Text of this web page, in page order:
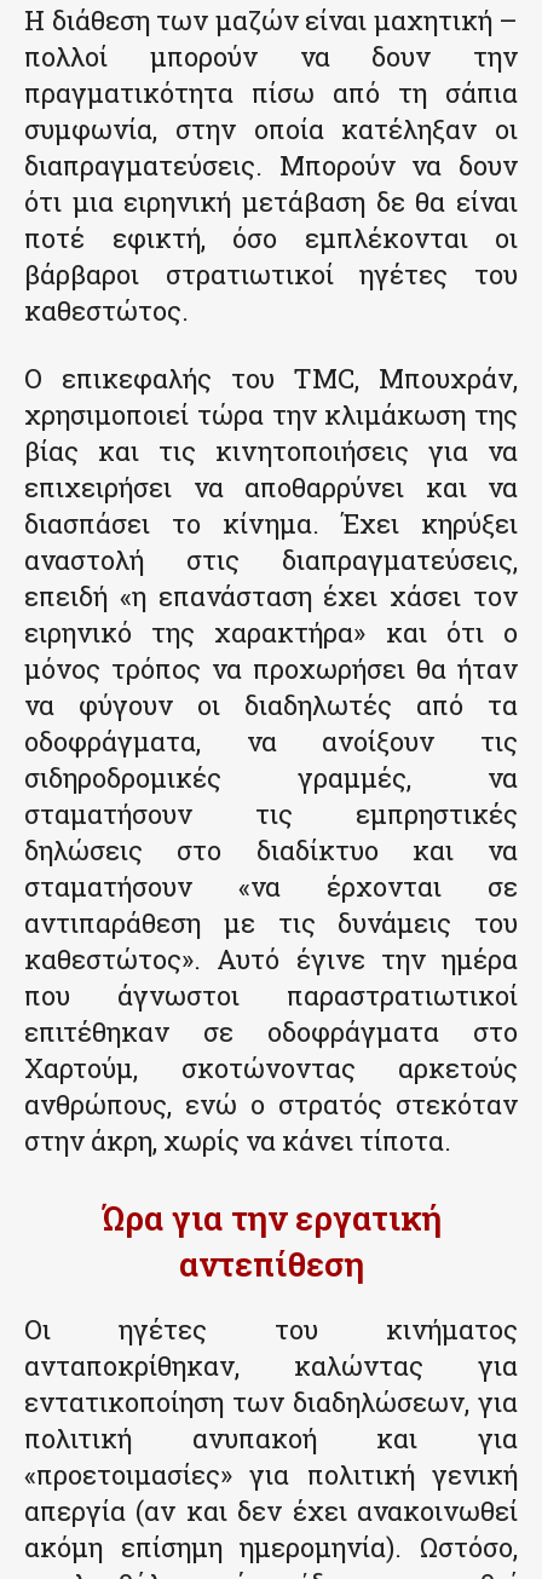
Η διάθεση των μαζών είναι μαχητική –
πολλοί μπορούν να δουν την
πραγματικότητα πίσω από τη σάπια
συμφωνία, στην οποία κατέληξαν οι
διαπραγματεύσεις. Μπορούν να δουν
ότι μια ειρηνική μετάβαση δε θα είναι
ποτέ εφικτή, όσο εμπλέκονται οι
βάρβαροι στρατιωτικοί ηγέτες του
καθεστώτος.
Ο επικεφαλής του ΤΜC, Μπουχράν,
χρησιμοποιεί τώρα την κλιμάκωση της
βίας και τις κινητοποιήσεις για να
επιχειρήσει να αποθαρρύνει και να
διασπάσει το κίνημα. Έχει κηρύξει
αναστολή στις διαπραγματεύσεις,
επειδή «η επανάσταση έχει χάσει τον
ειρηνικό της χαρακτήρα» και ότι ο
μόνος τρόπος να προχωρήσει θα ήταν
να φύγουν οι διαδηλωτές από τα
οδοφράγματα, να ανοίξουν τις
σιδηροδρομικές γραμμές, να
σταματήσουν τις εμπρηστικές
δηλώσεις στο διαδίκτυο και να
σταματήσουν «να έρχονται σε
αντιπαράθεση με τις δυνάμεις του
καθεστώτος». Αυτό έγινε την ημέρα
που άγνωστοι παραστρατιωτικοί
επιτέθηκαν σε οδοφράγματα στο
Χαρτούμ, σκοτώνοντας αρκετούς
ανθρώπους, ενώ ο στρατός στεκόταν
στην άκρη, χωρίς να κάνει τίποτα.
Ώρα για την εργατική
αντεπίθεση
Οι ηγέτες του κινήματος
ανταποκρίθηκαν, καλώντας για
εντατικοποίηση των διαδηλώσεων, για
πολιτική ανυπακοή και για
«προετοιμασίες» για πολιτική γενική
απεργία (αν και δεν έχει ανακοινωθεί
ακόμη επίσημη ημερομηνία). Ωστόσο,